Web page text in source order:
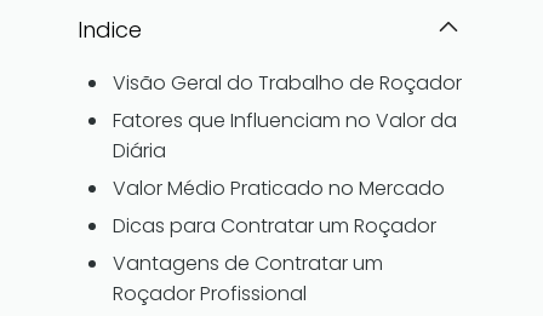
Indice
Visão Geral do Trabalho de Roçador
Fatores que Influenciam no Valor da
Diária
Valor Médio Praticado no Mercado
Dicas para Contratar um Roçador
Vantagens de Contratar um
Roçador Profissional